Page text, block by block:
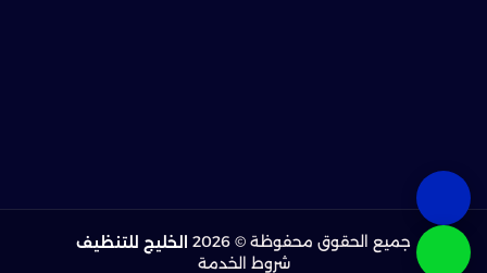
جميع الحقوق محفوظة © 2026
الخليج للتنظيف
شروط الخدمة